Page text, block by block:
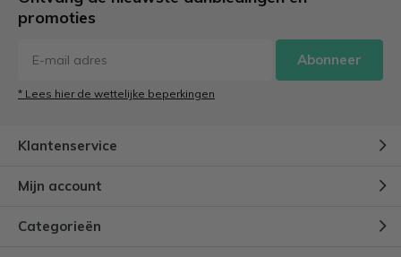
promoties
Abonneer
* Lees hier de wettelijke beperkingen
Klantenservice
Mijn account
Categorieën